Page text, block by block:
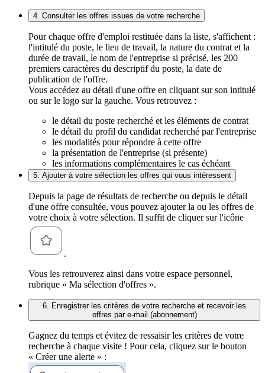
4. Consulter les offres issues de votre recherche
Pour chaque offre d'emploi restituée dans la liste, s'affichent :
l'intitulé du poste, le lieu de travail, la nature du contrat et la
durée de travail, le nom de l'entreprise si précisé, les 200
premiers caractères du descriptif du poste, la date de
publication de l'offre.
Vous accédez au détail d'une offre en cliquant sur son intitulé
ou sur le logo sur la gauche. Vous retrouvez :
le détail du poste recherché et les éléments de contrat
le détail du profil du candidat recherché par l'entreprise
les modalités pour répondre à cette offre
la présentation de l'entreprise (si présente)
les informations complémentaires le cas échéant
5. Ajouter à votre sélection les offres qui vous intéressent
Depuis la page de résultats de recherche ou depuis le détail
d'une offre consultée, vous pouvez ajouter la ou les offres de
votre choix à votre sélection. Il suffit de cliquer sur l'icône
.
Vous les retrouverez ainsi dans votre espace personnel,
rubrique « Ma sélection d'offres ».
6. Enregistrer les critères de votre recherche et recevoir les
offres par e-mail (abonnement)
Gagnez du temps et évitez de ressaisir les critères de votre
recherche à chaque visite ! Pour cela, cliquez sur le bouton
« Créer une alerte » :